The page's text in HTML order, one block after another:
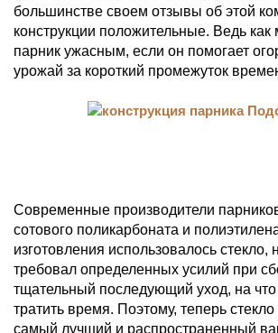
большинстве своем отзывы об этой
конструкции положительные. Ведь как
парник ужасным, если он помогает
урожай за короткий промежуток
Современные производители
сотового поликарбоната и
изготовления использовалось стекло,
требовал определенных усилий при
тщательный последующий уход, на что
тратить время. Поэтому, теперь
самый лучший и распространенный